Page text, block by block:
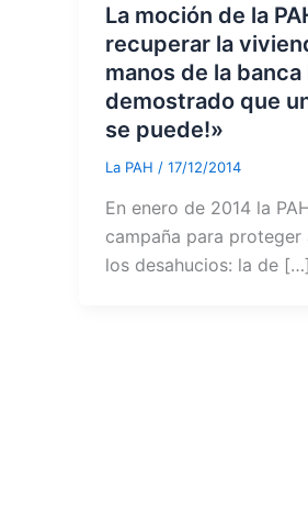
La moción de la
recuperar la
manos de la banca
demostrado que
se puede!»
La PAH / 17/12/2014
En enero de 2014 la
campaña para proteger
los desahucios: la de […]